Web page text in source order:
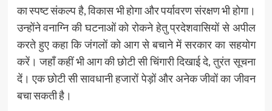
का स्पष्ट संकल्प है, विकास भी होगा और पर्यावरण संरक्षण भी होगा।
उन्होंने वनाग्नि की घटनाओं को रोकने हेतु प्रदेशवासियों से अपील
करते हुए कहा कि जंगलों को आग से बचाने में सरकार का सहयोग
करें। जहाँ कहीं भी आग की छोटी सी चिंगारी दिखाई दे, तुरंत सूचना
दें। एक छोटी सी सावधानी हजारों पेड़ों और अनेक जीवों का जीवन
बचा सकती है।